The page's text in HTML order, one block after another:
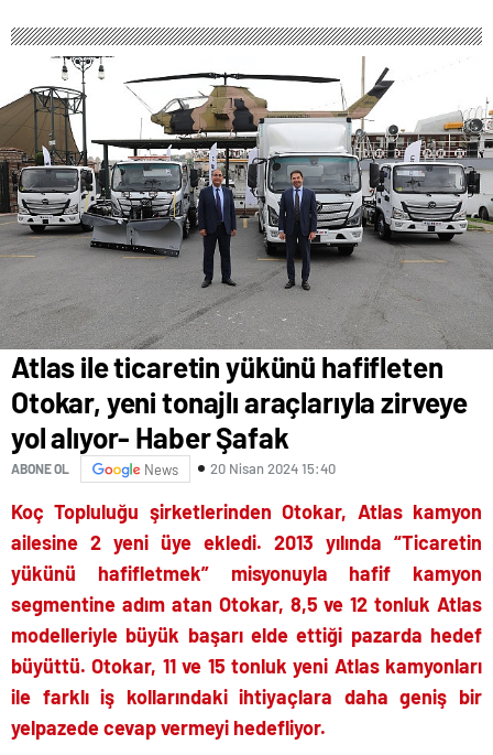
Atlas ile ticaretin yükünü hafifleten
Otokar, yeni tonajlı araçlarıyla zirveye
yol alıyor- Haber Şafak
ABONE OL News 20 Nisan 2024 15:40
Koç Topluluğu şirketlerinden Otokar, Atlas kamyon
ailesine 2 yeni üye ekledi. 2013 yılında “Ticaretin
yükünü hafifletmek” misyonuyla hafif kamyon
segmentine adım atan Otokar, 8,5 ve 12 tonluk Atlas
modelleriyle büyük başarı elde ettiği pazarda hedef
büyüttü. Otokar, 11 ve 15 tonluk yeni Atlas kamyonları
ile farklı iş kollarındaki ihtiyaçlara daha geniş bir
yelpazede cevap vermeyi hedefliyor.